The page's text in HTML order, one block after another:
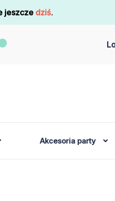
jeszcze dziś.
Akcesoria party